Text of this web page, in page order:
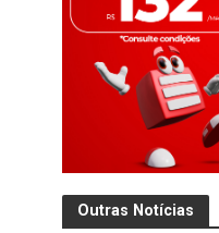
Outras Notícias